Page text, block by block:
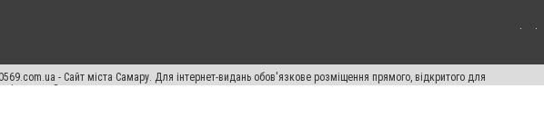
- Сайт міста Самару. Для інтернет-видань обов'язкове розміщення прямого, відкритого для
Законом.